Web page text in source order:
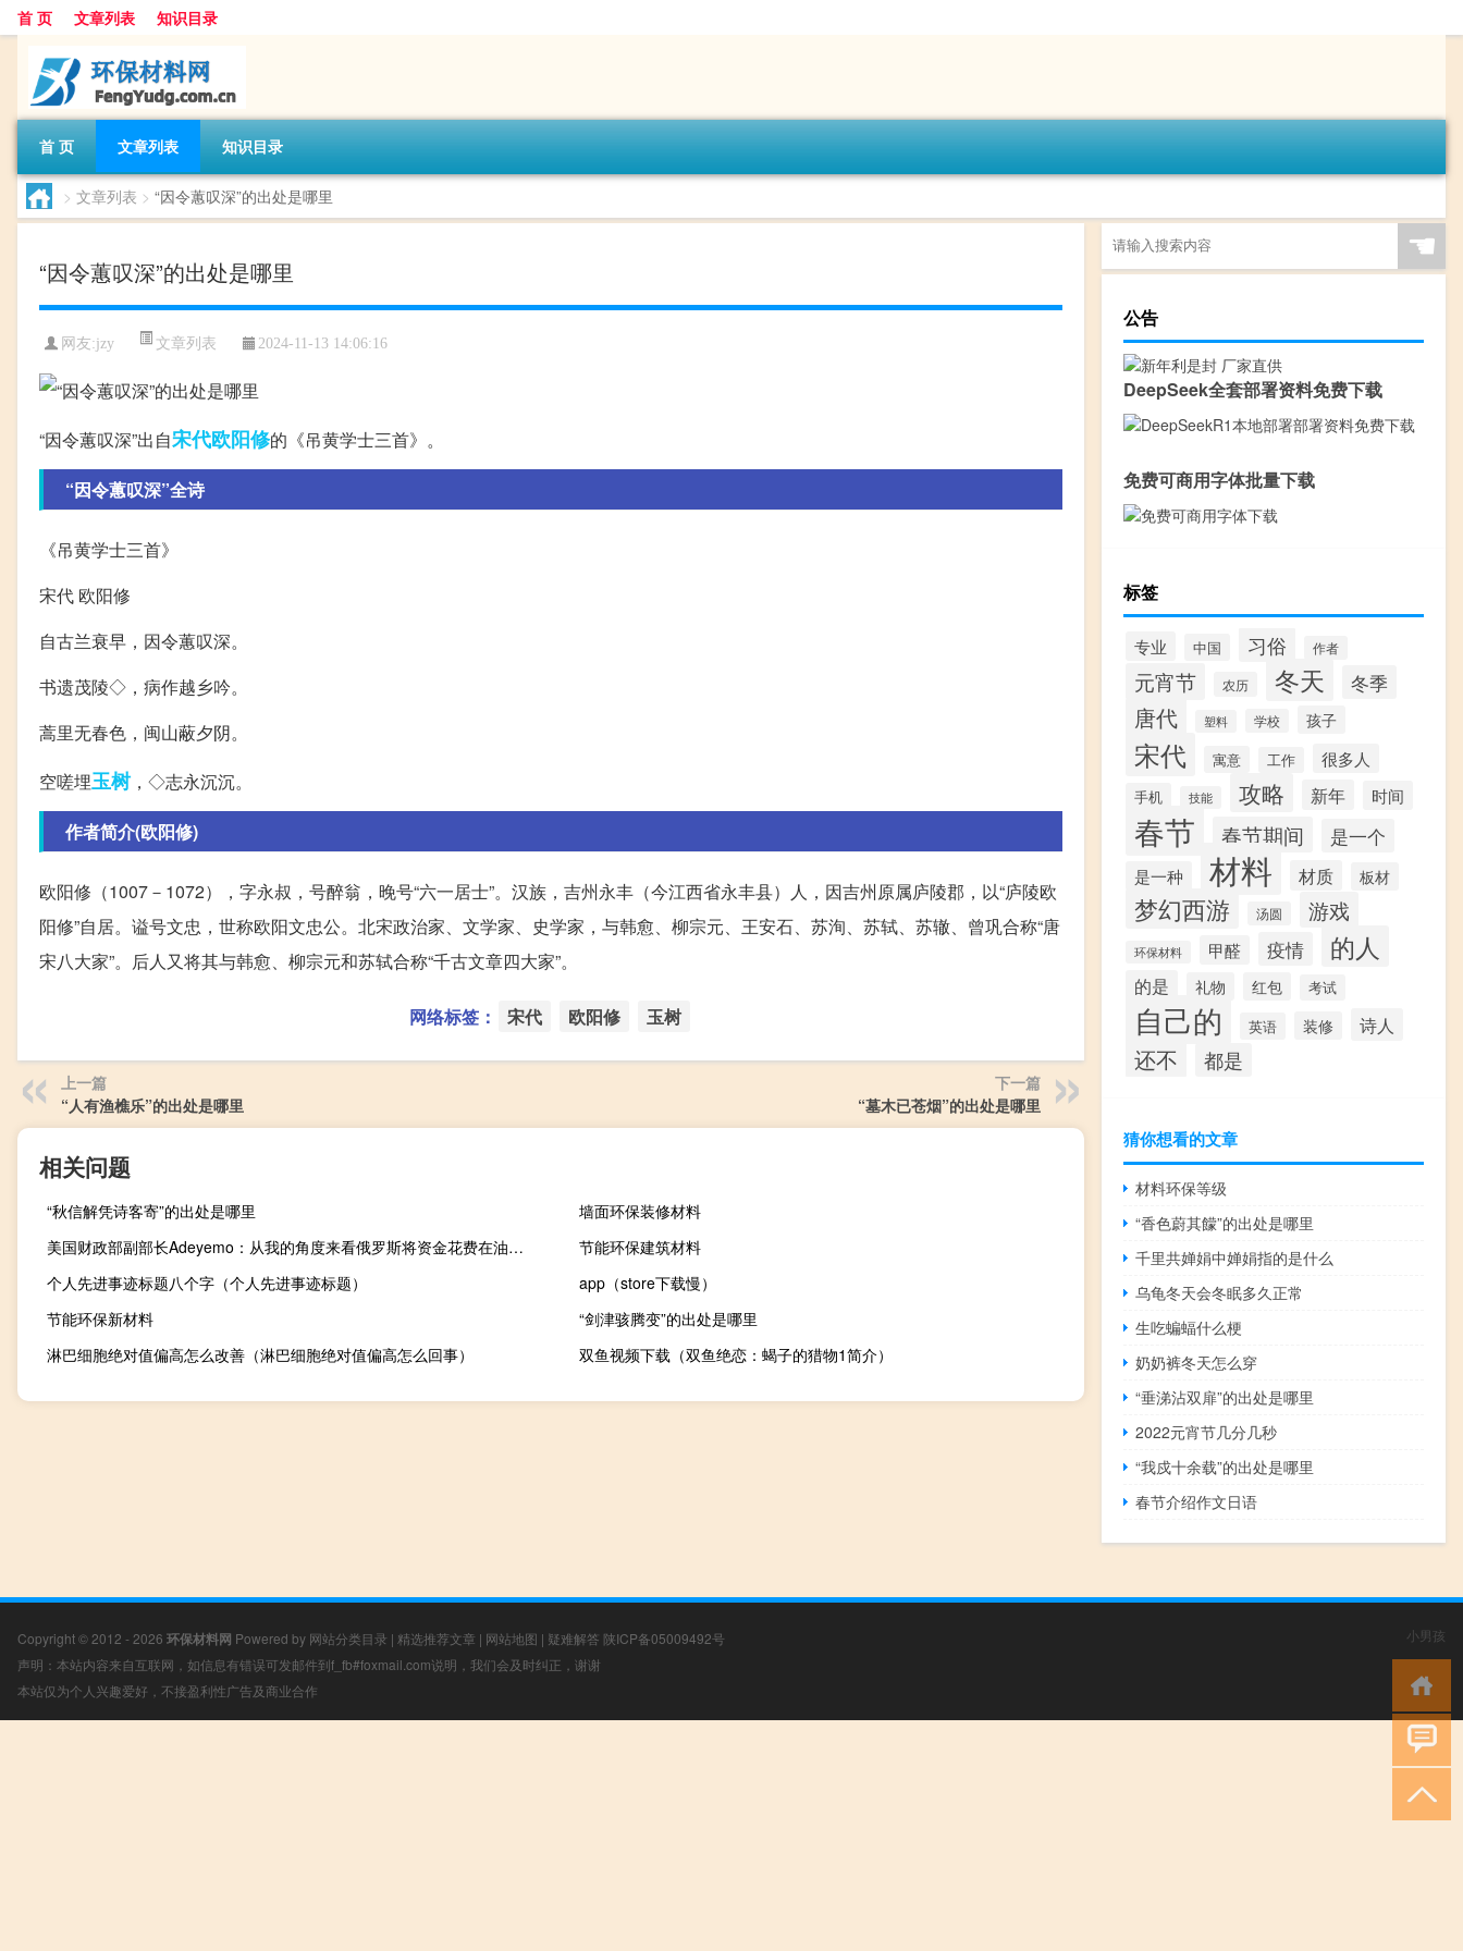
首 页 文章列表 知识目录
首 页 文章列表 知识目录
> 文章列表 > “因令蕙叹深”的出处是哪里
“因令蕙叹深”的出处是哪里
网友:jzy 文章列表 2024-11-13 14:06:16
“因令蕙叹深”出自宋代欧阳修的《吊黄学士三首》。
“因令蕙叹深”全诗
《吊黄学士三首》
宋代 欧阳修
自古兰衰早，因令蕙叹深。
书遗茂陵◇，病作越乡吟。
蒿里无春色，闽山蔽夕阴。
空嗟埋玉树，◇志永沉沉。
作者简介(欧阳修)
欧阳修（1007－1072），字永叔，号醉翁，晚号“六一居士”。汉族，吉州永丰（今江西省永丰县）人，因吉州原属庐陵郡，以“庐陵欧
阳修”自居。谥号文忠，世称欧阳文忠公。北宋政治家、文学家、史学家，与韩愈、柳宗元、王安石、苏洵、苏轼、苏辙、曾巩合称“唐
宋八大家”。后人又将其与韩愈、柳宗元和苏轼合称“千古文章四大家”。
网络标签： 宋代 欧阳修 玉树
上一篇
“人有渔樵乐”的出处是哪里
下一篇
“墓木已苍烟”的出处是哪里
相关问题
“秋信解凭诗客寄”的出处是哪里
墙面环保装修材料
美国财政部副部长Adeyemo：从我的角度来看俄罗斯将资金花费在油轮上要比花费在坦克上好得多
节能环保建筑材料
个人先进事迹标题八个字（个人先进事迹标题）
app（store下载慢）
节能环保新材料
“剑津骇腾变”的出处是哪里
淋巴细胞绝对值偏高怎么改善（淋巴细胞绝对值偏高怎么回事）
双鱼视频下载（双鱼绝恋：蝎子的猎物1简介）
☚
公告
DeepSeek全套部署资料免费下载
免费可商用字体批量下载
标签
专业 中国 习俗 作者
元宵节 农历 冬天 冬季
唐代 塑料 学校 孩子
宋代 寓意 工作 很多人
手机 技能 攻略 新年 时间
春节 春节期间 是一个
是一种 材料 材质 板材
梦幻西游 汤圆 游戏
环保材料 甲醛 疫情 的人
的是 礼物 红包 考试
自己的 英语 装修 诗人
还不 都是
猜你想看的文章
材料环保等级
“香色蔚其饛”的出处是哪里
千里共婵娟中婵娟指的是什么
乌龟冬天会冬眠多久正常
生吃蝙蝠什么梗
奶奶裤冬天怎么穿
“垂涕沾双扉”的出处是哪里
2022元宵节几分几秒
“我戍十余载”的出处是哪里
春节介绍作文日语
Copyright © 2012 - 2026 环保材料网 Powered by 网站分类目录 | 精选推荐文章 | 网站地图 | 疑难解答 陕ICP备05009492号
声明：本站内容来自互联网，如信息有错误可发邮件到f_fb#foxmail.com说明，我们会及时纠正，谢谢
本站仅为个人兴趣爱好，不接盈利性广告及商业合作
小男孩